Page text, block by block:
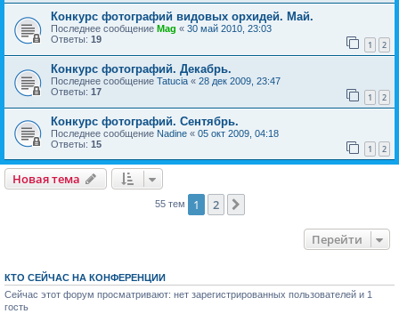
Конкурс фотографий видовых орхидей. Май.
Последнее сообщение Mag « 30 май 2010, 23:03
Ответы: 19 1 2
Конкурс фотографий. Декабрь.
Последнее сообщение Tatucia « 28 дек 2009, 23:47
Ответы: 17 1 2
Конкурс фотографий. Сентябрь.
Последнее сообщение Nadine « 05 окт 2009, 04:18
Ответы: 15 1 2
Новая тема
55 тем 1 2
Перейти
КТО СЕЙЧАС НА КОНФЕРЕНЦИИ
Сейчас этот форум просматривают: нет зарегистрированных пользователей и 1
гость